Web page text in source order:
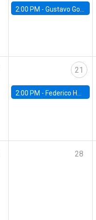
2:00 PM - Gustavo González - Banco Central de Chile
21
2:00 PM - Federico Huneeus - Banco Central de Chile
28